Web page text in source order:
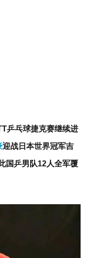
乒乓球捷克赛继续进
迎战日本世界冠军吉
国乒男队12人全军覆